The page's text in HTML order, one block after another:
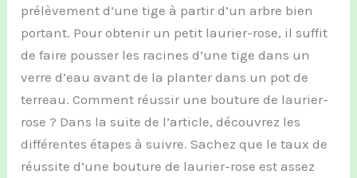
prélèvement d’une tige à partir d’un arbre bien
portant. Pour obtenir un petit laurier-rose, il suffit
de faire pousser les racines d’une tige dans un
verre d’eau avant de la planter dans un pot de
terreau. Comment réussir une bouture de laurier-
rose ? Dans la suite de l’article, découvrez les
différentes étapes à suivre. Sachez que le taux de
réussite d’une bouture de laurier-rose est assez